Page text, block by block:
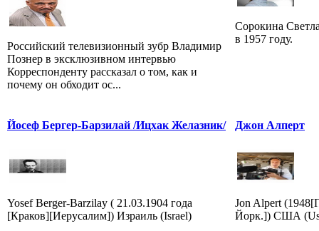
Российский телевизионный зубр Владимир
Познер в эксклюзивном интервью
Корреспонденту рассказал о том, как и
почему он обходит ос...
Сорокина
в 1957 году.
Йосеф Бергер-Барзилай /Ицхак Желазник/
Yosef Berger-Barzilay ( 21.03.1904 года
[Краков][Иерусалим]) Израиль (Israel)
Джон Алперт
Jon Alpert
Йорк.]) США